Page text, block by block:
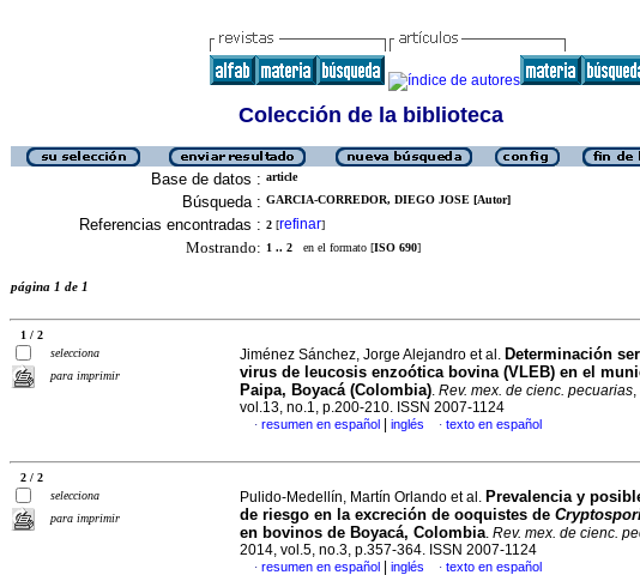
Colección de la biblioteca
Base de datos : article
Búsqueda : GARCIA-CORREDOR, DIEGO JOSE [Autor]
Referencias encontradas : 2 [refinar]
Mostrando: 1 .. 2 en el formato [ISO 690]
página 1 de 1
1 / 2
selecciona
para imprimir
Jiménez Sánchez, Jorge Alejandro et al. Determinación
virus de leucosis enzoótica bovina (VLEB) en el
Paipa, Boyacá (Colombia). Rev. mex. de cienc. pecuarias
vol.13, no.1, p.200-210. ISSN 2007-1124
· resumen en español inglés · texto en español
2 / 2
selecciona
para imprimir
Pulido-Medellín, Martín Orlando et al. Prevalencia y
de riesgo en la excreción de ooquistes de
en bovinos de Boyacá, Colombia. Rev. mex. de cienc.
2014, vol.5, no.3, p.357-364. ISSN 2007-1124
· resumen en español inglés · texto en español